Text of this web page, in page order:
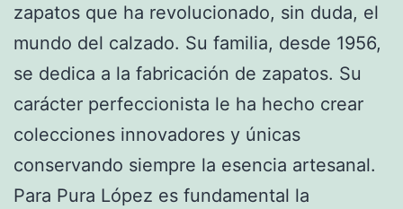
zapatos que ha revolucionado, sin duda, el
mundo del calzado. Su familia, desde 1956,
se dedica a la fabricación de zapatos. Su
carácter perfeccionista le ha hecho crear
colecciones innovadores y únicas
conservando siempre la esencia artesanal.
Para Pura López es fundamental la